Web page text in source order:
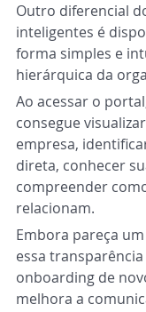
Outro diferencial
inteligentes é
forma simples e
hierárquica da
Ao acessar o
consegue
empresa,
direta, conhecer
compreender
relacionam.
Embora pareça
essa
onboarding de
melhora a